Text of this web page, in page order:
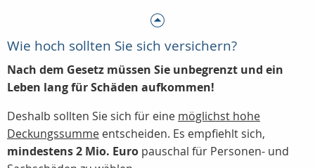
Wie hoch sollten Sie sich versichern?
Nach dem Gesetz müssen Sie unbegrenzt und ein
Leben lang für Schäden aufkommen!
Deshalb sollten Sie sich für eine möglichst hohe
Deckungssumme entscheiden. Es empfiehlt sich,
mindestens 2 Mio. Euro pauschal für Personen- und